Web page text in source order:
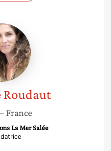
Sandrine
Roudaut
Roudaut
France
La Mer Salée